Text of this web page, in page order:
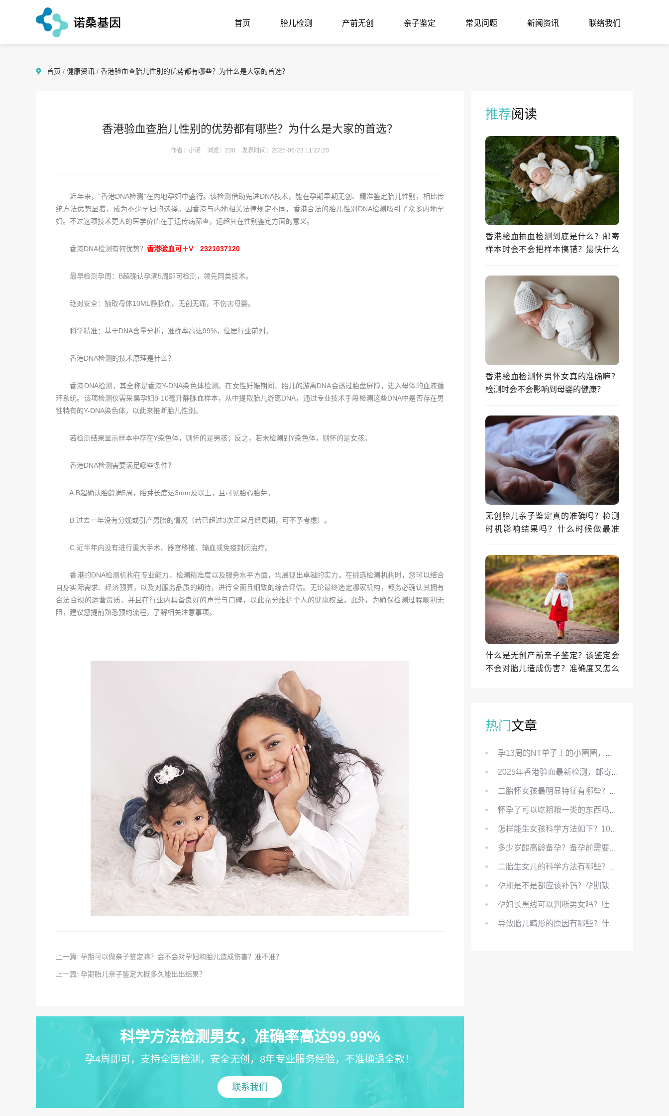
首页 胎儿检测 产前无创 亲子鉴定 常见问题 新闻资讯 联络我们
首页 / 健康资讯 / 香港验血查胎儿性别的优势都有哪些？为什么是大家的首选？
香港验血查胎儿性别的优势都有哪些？为什么是大家的首选？
作者：小诺 浏览：230 发表时间：2025-06-23 11:27:20
近年来，“香港DNA检测”在内地孕妇中盛行。该检测借助先进DNA技术，能在孕期早期无创、精准鉴定胎儿性别，相比传
统方法优势显着，成为不少孕妇的选择。因香港与内地相关法律规定不同，香港合法的胎儿性别DNA检测吸引了众多内地孕
妇。不过这项技术更大的医学价值在于遗传病筛查，远超其在性别鉴定方面的意义。
香港DNA检测有何优势？ 香港验血可＋V 2321037120
最早检测孕周：B超确认孕满5周即可检测，领先同类技术。
绝对安全：抽取母体10ML静脉血，无创无痛，不伤害母婴。
科学精准：基于DNA含量分析，准确率高达99%，位居行业前列。
香港DNA检测的技术原理是什么？
香港DNA检测，其全称是香港Y-DNA染色体检测。在女性妊娠期间，胎儿的游离DNA会透过胎盘屏障，进入母体的血液循
环系统。该项检测仅需采集孕妇8-10毫升静脉血样本，从中提取胎儿游离DNA，通过专业技术手段检测这些DNA中是否存在男
性特有的Y-DNA染色体，以此来推断胎儿性别。
若检测结果显示样本中存在Y染色体，则怀的是男孩；反之，若未检测到Y染色体，则怀的是女孩。
香港DNA检测需要满足哪些条件？
A.B超确认胎龄满5周，胎芽长度达3mm及以上，且可见胎心胎芽。
B.过去一年没有分娩或引产男胎的情况（若已超过3次正常月经周期，可不予考虑）。
C.近半年内没有进行重大手术、器官移植、输血或免疫封闭治疗。
香港的DNA检测机构在专业能力、检测精准度以及服务水平方面，均展现出卓越的实力。在挑选检测机构时，您可以结合
自身实际需求、经济预算，以及对服务品质的期待，进行全面且细致的综合评估。无论最终选定哪家机构，都务必确认其拥有
合法合规的运营资质，并且在行业内具备良好的声誉与口碑，以此充分维护个人的健康权益。此外，为确保检测过程顺利无
阻，建议您提前熟悉预约流程，了解相关注意事项。
上一篇: 孕期可以做亲子鉴定嘛？会不会对孕妇和胎儿造成伤害？准不准？
上一篇: 孕期胎儿亲子鉴定大概多久能出出结果？
科学方法检测男女，准确率高达99.99%
孕4周即可，支持全国检测，安全无创，8年专业服务经验，不准确退全款！
联系我们
推荐阅读
香港验血抽血检测到底是什么？邮寄
样本时会不会把样本搞错？最快什么
香港验血检测怀男怀女真的准确嘛？
检测时会不会影响到母婴的健康？
无创胎儿亲子鉴定真的准确吗？检测
时机影响结果吗？什么时候做最准
什么是无创产前亲子鉴定？该鉴定会
不会对胎儿造成伤害？准确度又怎么
热门文章